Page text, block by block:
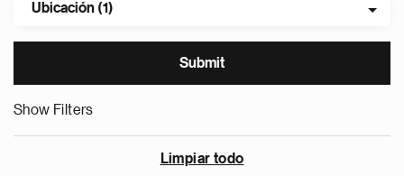
Ubicación (1)
Show Filters
Limpiar todo